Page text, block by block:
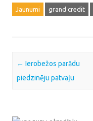
Jaunumi grand credit
Post navigation
← Ierobežos parādu
piedzinēju patvaļu